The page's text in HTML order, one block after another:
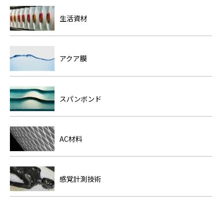
生活資材
アクア膜
スパンボンド
AC材料
感覚計測技術